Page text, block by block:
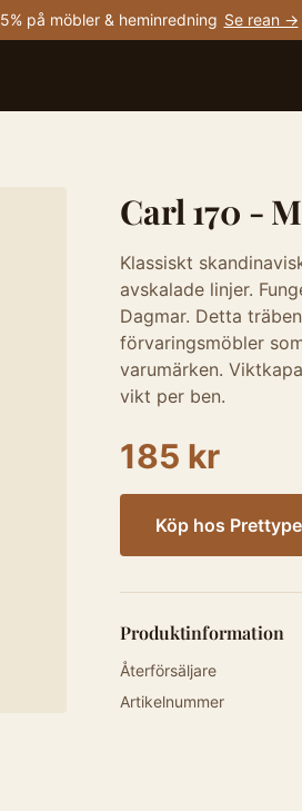
på möbler & heminredning Se rean →
Carl 170 -
Klassiskt
avskalade linjer.
Dagmar. Detta
förvaringsmöbler
varumärken.
vikt per ben.
185 kr
Köp hos
Produktinformation
Återförsäljare
Artikelnummer